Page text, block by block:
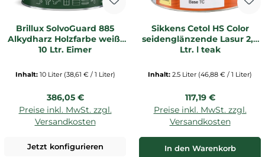
Brillux SolvoGuard 885
Alkydharz Holzfarbe weiß,
10 Ltr. Eimer
Inhalt: 10 Liter (38,61 € / 1 Liter)
Regulärer Preis:
386,05 €
Preise inkl. MwSt. zzgl.
Versandkosten
Jetzt konfigurieren
Sikkens Cetol HS Color
seidenglänzende Lasur 2,5
Ltr. | teak
Inhalt: 2.5 Liter (46,88 € / 1 Liter)
Regulärer Preis:
117,19 €
Preise inkl. MwSt. zzgl.
Versandkosten
In den Warenkorb